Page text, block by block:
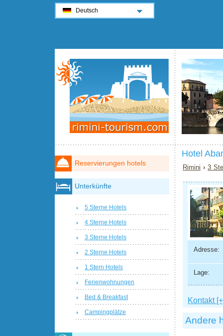
Hotel
Rimini ›3
Adresse:
Lage:
Kontakt
Andere
Reservierungen hotels
Unterkünfte
5 Sterne Hotels
4 Sterne Hotels
3 Sterne Hotels
2 Sterne Hotels
1 Stern Hotels
Ferienwohnungen
Bed & Breakfast
Campingplätze
Deutsch